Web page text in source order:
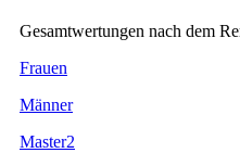
Gesamtwertungen nach dem
Frauen
Männer
Master2